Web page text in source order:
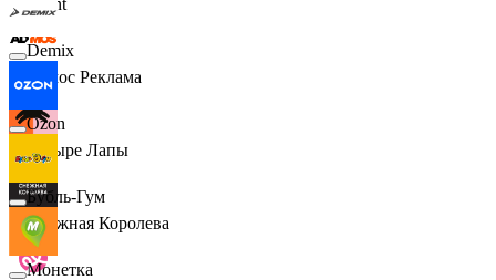
Urent
Эдмос Реклама
Четыре Лапы
Снежная Королева
Demix
Ozon
Бубль-Гум
Монетка